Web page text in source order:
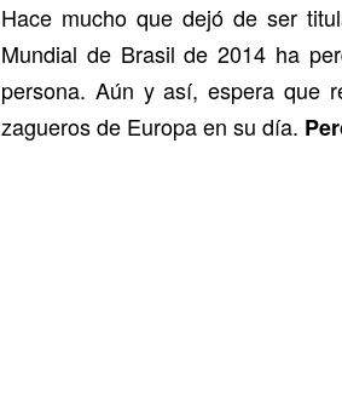
Hace mucho que dejó de ser
Mundial de Brasil de 2014 ha
persona. Aún y así, espera que
zagueros de Europa en su día.